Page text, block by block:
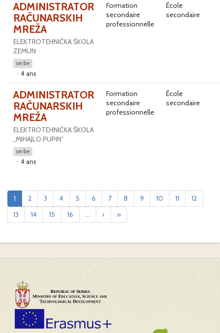
ADMINISTRATOR
RAČUNARSKIH
MREŽA
ELEKTROTEHNIČKA ŠKOLA
ZEMUN
serbe
4 ans
Formation
secondaire
professionnelle
École
secondaire
ADMINISTRATOR
RAČUNARSKIH
MREŽA
ELEKTROTEHNIČKA ŠKOLA
„MIHAJLO PUPIN”
serbe
4 ans
Formation
secondaire
professionnelle
École
secondaire
1 2 3 4 5 6 7 8 9 10 11
12
13
14 15 16 ... › »